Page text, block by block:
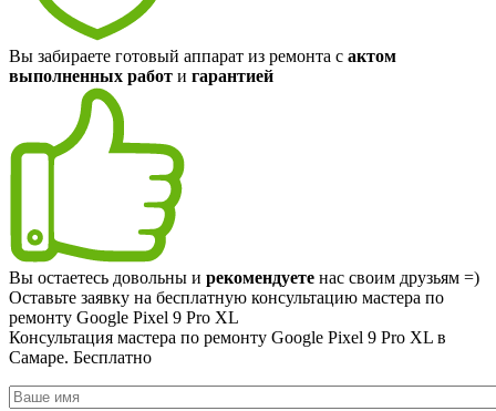
Вы забираете готовый аппарат из ремонта с актом
выполненных работ и гарантией
Вы остаетесь довольны и рекомендуете нас своим друзьям =)
Оставьте заявку на бесплатную консультацию мастера по
ремонту Google Pixel 9 Pro XL
Консультация мастера по ремонту Google Pixel 9 Pro XL в
Самаре. Бесплатно